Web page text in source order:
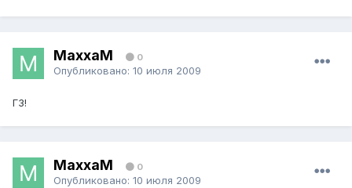
MaxxaM 0
Опубликовано: 10 июля 2009
ГЗ!
MaxxaM 0
Опубликовано: 10 июля 2009